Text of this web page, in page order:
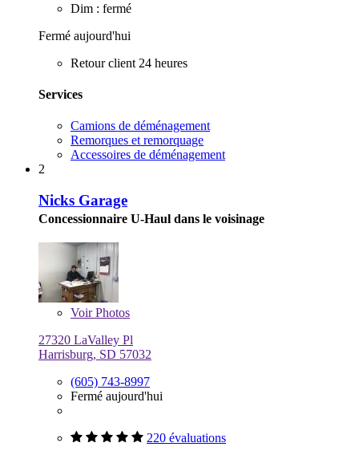
Dim : fermé
Fermé aujourd'hui
Retour client 24 heures
Services
Camions de déménagement
Remorques et remorquage
Accessoires de déménagement
2
Nicks Garage
Concessionnaire U-Haul dans le voisinage
VoirPhotos
27320 LaValley Pl
Harrisburg, SD 57032
(605) 743-8997
Fermé aujourd'hui
220 évaluations